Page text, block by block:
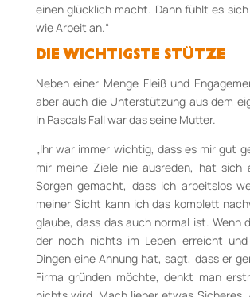
einen glücklich macht. Dann fühlt es
wie Arbeit an.“
DIE WICHTIGSTE STÜTZE
Neben einer Menge Fleiß und
aber auch die Unterstützung aus dem
In Pascals Fall war das seine Mutter.
„Ihr war immer wichtig, dass es mir gut
mir meine Ziele nie ausreden, hat sich
Sorgen gemacht, dass ich arbeitslos
meiner Sicht kann ich das komplett
glaube, dass das auch normal ist. Wenn
der noch nichts im Leben erreicht
Dingen eine Ahnung hat, sagt, dass er
Firma gründen möchte, denkt man